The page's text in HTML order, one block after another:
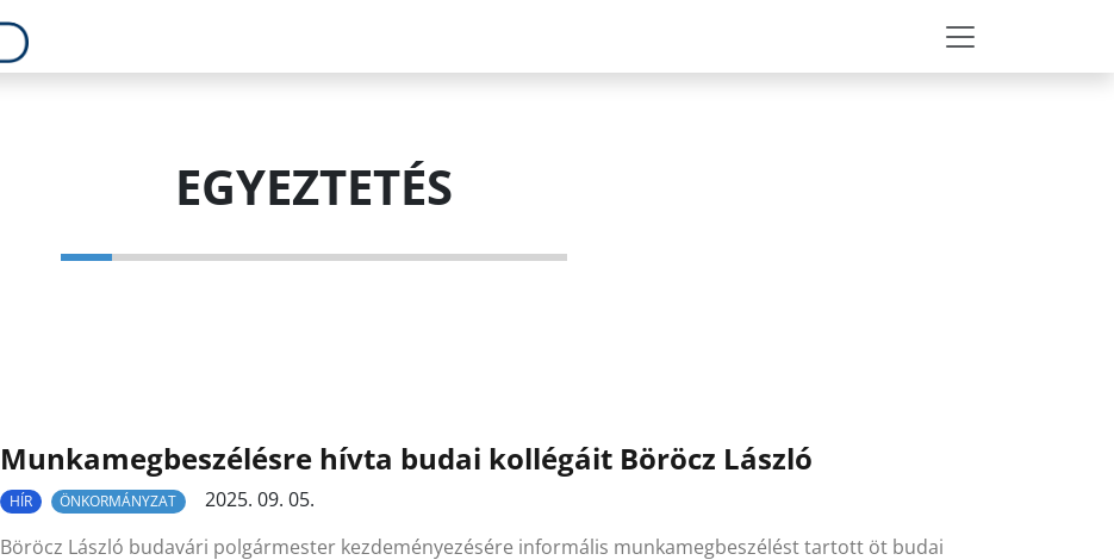
EGYEZTETÉS
Munkamegbeszélésre hívta budai kollégáit Böröcz László
HÍR ÖNKORMÁNYZAT
2025. 09. 05.
Böröcz László budavári polgármester kezdeményezésére informális munkamegbeszélést tartott öt budai